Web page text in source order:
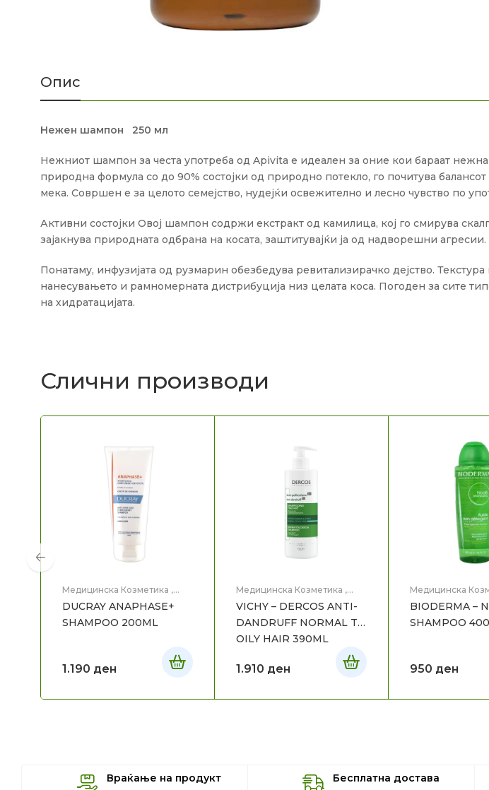
Опис
Нежен шампон 250 мл
Нежниот шампон за честа употреба од Apivita е идеален за оние кои бараат нежна
природна формула со до 90% состојки од природно потекло, го почитува
мека. Совршен е за целото семејство, нудејќи освежително и лесно чувство по
Активни состојки Овој шампон содржи екстракт од камилица, кој го смирува
зајакнува природната одбрана на косата, заштитувајќи ја од надворешни агресии.
Понатаму, инфузијата од рузмарин обезбедува ревитализирачко дејство.
нанесувањето и рамномерната дистрибуција низ целата коса. Погоден за сите
на хидратацијата.
Слични производи
Медицинска Козметика ,
DUCRAY ANAPHASE+
SHAMPOO 200ML
1.190 ден
Медицинска Козметика ,
VICHY – DERCOS ANTI-
DANDRUFF NORMAL TO
OILY HAIR 390ML
1.910 ден
Медицинска
BIODERMA –
SHAMPOO
950 ден
Враќање на продукт
Бесплатна достава